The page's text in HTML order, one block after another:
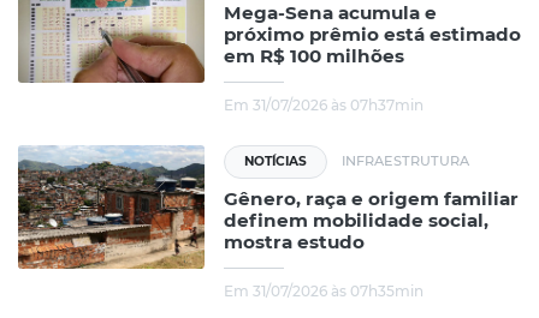
Mega-Sena acumula e
próximo prêmio está estimado
em R$ 100 milhões
Em 31/07/2026 às 07h37min
NOTÍCIAS INFRAESTRUTURA
Gênero, raça e origem familiar
definem mobilidade social,
mostra estudo
Em 31/07/2026 às 07h35min